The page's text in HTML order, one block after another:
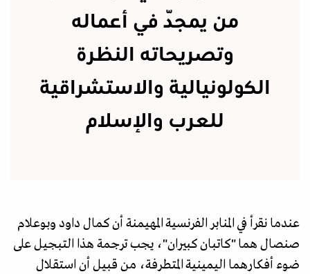
من يمجّد في أعماله
وتصريحاته النظرة
الكولونيالية والاستشراقية
للعرب والإسلام
عندما نقرأ في المنابر الفرنسية المهيمنة أن كمال داود وبوعلام
صنصال هما "كاتبان كبيران"، يجب ترجمة هذا التبجيل على
ضوء أفكارهما اليمينية المتطرفة، من قبيل أن استقلال